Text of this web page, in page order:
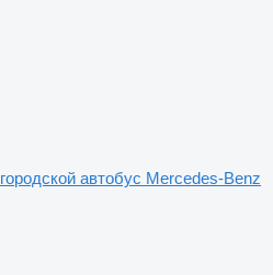
городской автобус Mercedes-Benz